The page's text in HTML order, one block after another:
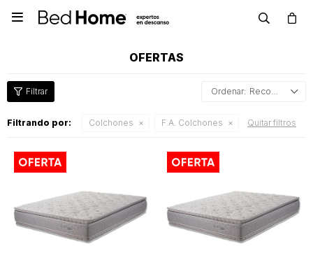

OFERTAS
Recomendados
Filtrando por: Colchones F.A. Colchones Quitar filtros